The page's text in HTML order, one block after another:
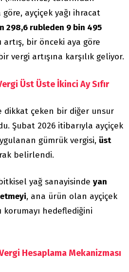
ayçiçek yağı ihracat
298,6 rubleden 9 bin 495
bir önceki aya göre
vergi artışına karşılık geliyor.
Üst Üste İkinci Ay Sıfır
dikkat çeken bir diğer unsur
Şubat 2026 itibarıyla ayçiçek
gümrük vergisi, üst
belirlendi.
yağ sanayisinde yan
, ana ürün olan ayçiçek
korumayı hedeflediğini
Hesaplama Mekanizması